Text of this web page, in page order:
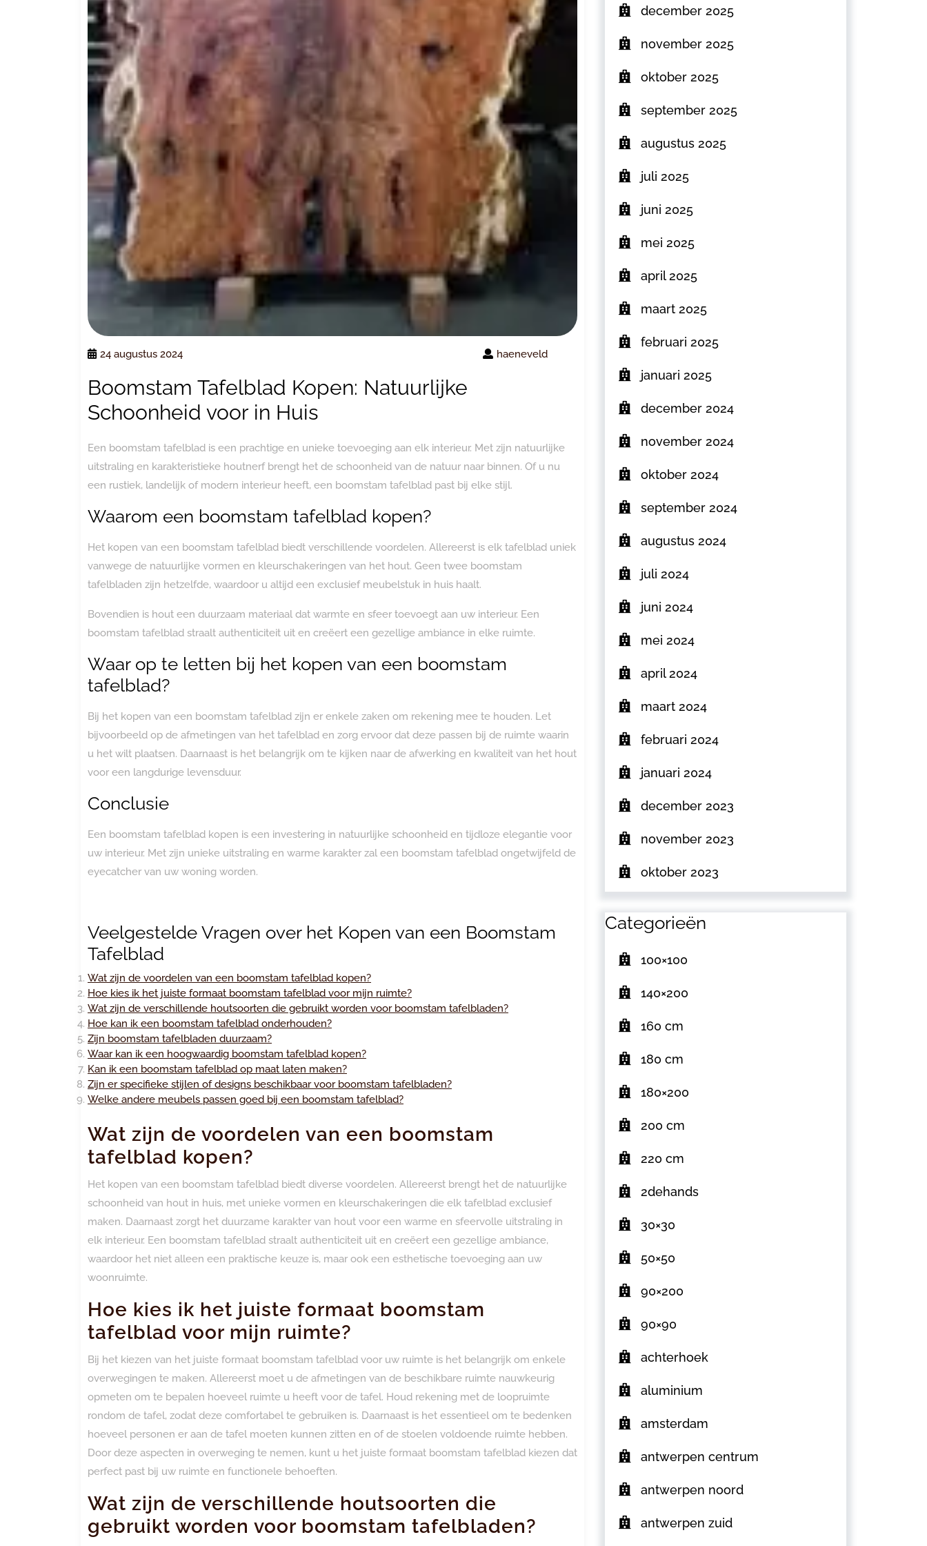
24 augustus 2024 haeneveld
Boomstam Tafelblad Kopen: Natuurlijke
Schoonheid voor in Huis
Een boomstam tafelblad is een prachtige en unieke toevoeging aan elk interieur. Met zijn natuurlijke
uitstraling en karakteristieke houtnerf brengt het de schoonheid van de natuur naar binnen. Of u nu
een rustiek, landelijk of modern interieur heeft, een boomstam tafelblad past bij elke stijl.
Waarom een boomstam tafelblad kopen?
Het kopen van een boomstam tafelblad biedt verschillende voordelen. Allereerst is elk tafelblad uniek
vanwege de natuurlijke vormen en kleurschakeringen van het hout. Geen twee boomstam
tafelbladen zijn hetzelfde, waardoor u altijd een exclusief meubelstuk in huis haalt.
Bovendien is hout een duurzaam materiaal dat warmte en sfeer toevoegt aan uw interieur. Een
boomstam tafelblad straalt authenticiteit uit en creëert een gezellige ambiance in elke ruimte.
Waar op te letten bij het kopen van een boomstam
tafelblad?
Bij het kopen van een boomstam tafelblad zijn er enkele zaken om rekening mee te houden. Let
bijvoorbeeld op de afmetingen van het tafelblad en zorg ervoor dat deze passen bij de ruimte waarin
u het wilt plaatsen. Daarnaast is het belangrijk om te kijken naar de afwerking en kwaliteit van het hout
voor een langdurige levensduur.
Conclusie
Een boomstam tafelblad kopen is een investering in natuurlijke schoonheid en tijdloze elegantie voor
uw interieur. Met zijn unieke uitstraling en warme karakter zal een boomstam tafelblad ongetwijfeld de
eyecatcher van uw woning worden.
Veelgestelde Vragen over het Kopen van een Boomstam
Tafelblad
Wat zijn de voordelen van een boomstam tafelblad kopen?
Hoe kies ik het juiste formaat boomstam tafelblad voor mijn ruimte?
Wat zijn de verschillende houtsoorten die gebruikt worden voor boomstam tafelbladen?
Hoe kan ik een boomstam tafelblad onderhouden?
Zijn boomstam tafelbladen duurzaam?
Waar kan ik een hoogwaardig boomstam tafelblad kopen?
Kan ik een boomstam tafelblad op maat laten maken?
Zijn er specifieke stijlen of designs beschikbaar voor boomstam tafelbladen?
Welke andere meubels passen goed bij een boomstam tafelblad?
Wat zijn de voordelen van een boomstam
tafelblad kopen?
Het kopen van een boomstam tafelblad biedt diverse voordelen. Allereerst brengt het de natuurlijke
schoonheid van hout in huis, met unieke vormen en kleurschakeringen die elk tafelblad exclusief
maken. Daarnaast zorgt het duurzame karakter van hout voor een warme en sfeervolle uitstraling in
elk interieur. Een boomstam tafelblad straalt authenticiteit uit en creëert een gezellige ambiance,
waardoor het niet alleen een praktische keuze is, maar ook een esthetische toevoeging aan uw
woonruimte.
Hoe kies ik het juiste formaat boomstam
tafelblad voor mijn ruimte?
Bij het kiezen van het juiste formaat boomstam tafelblad voor uw ruimte is het belangrijk om enkele
overwegingen te maken. Allereerst moet u de afmetingen van de beschikbare ruimte nauwkeurig
opmeten om te bepalen hoeveel ruimte u heeft voor de tafel. Houd rekening met de loopruimte
rondom de tafel, zodat deze comfortabel te gebruiken is. Daarnaast is het essentieel om te bedenken
hoeveel personen er aan de tafel moeten kunnen zitten en of de stoelen voldoende ruimte hebben.
Door deze aspecten in overweging te nemen, kunt u het juiste formaat boomstam tafelblad kiezen dat
perfect past bij uw ruimte en functionele behoeften.
Wat zijn de verschillende houtsoorten die
gebruikt worden voor boomstam tafelbladen?
december 2025
november 2025
oktober 2025
september 2025
augustus 2025
juli 2025
juni 2025
mei 2025
april 2025
maart 2025
februari 2025
januari 2025
december 2024
november 2024
oktober 2024
september 2024
augustus 2024
juli 2024
juni 2024
mei 2024
april 2024
maart 2024
februari 2024
januari 2024
december 2023
november 2023
oktober 2023
Categorieën
100×100
140×200
160 cm
180 cm
180×200
200 cm
220 cm
2dehands
30×30
50×50
90×200
90×90
achterhoek
aluminium
amsterdam
antwerpen centrum
antwerpen noord
antwerpen zuid